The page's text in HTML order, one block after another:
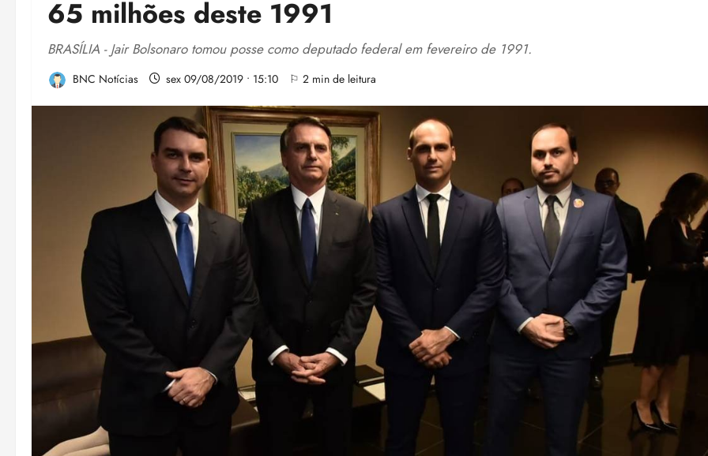
65 milhões deste 1991
BRASÍLIA - Jair Bolsonaro tomou posse como deputado federal em fevereiro de 1991.
BNC Notícias sex 09/08/2019 • 15:10 ⚐ 2 min de leitura